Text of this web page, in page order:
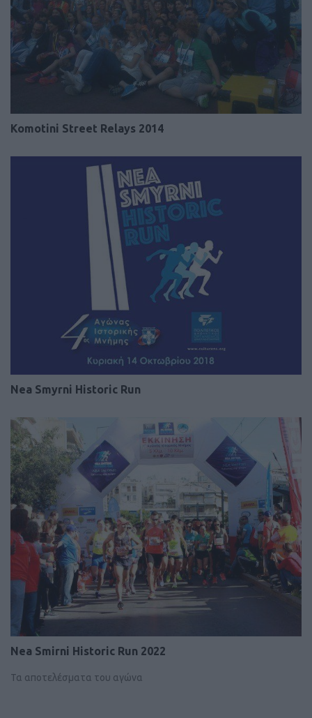
Komotini Street Relays 2014
Nea Smyrni Historic Run
Nea Smirni Historic Run 2022
Τα αποτελέσματα του αγώνα